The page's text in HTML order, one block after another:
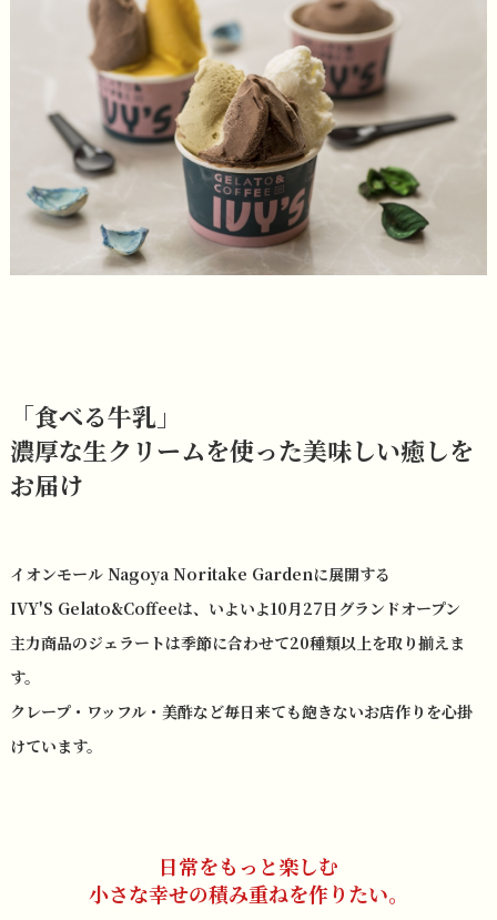
「食べる牛乳」
濃厚な生クリームを使った美味しい癒しを
お届け
イオンモール Nagoya Noritake Gardenに展開する
IVY'S Gelato&Coffeeは、いよいよ10月27日グランドオープン
主力商品のジェラートは季節に合わせて20種類以上を取り揃えま
す。
クレープ・ワッフル・美酢など毎日来ても飽きないお店作りを心掛
けています。
日常をもっと楽しむ
小さな幸せの積み重ねを作りたい。